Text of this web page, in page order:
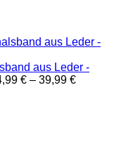
aus Leder -
€ – 39,99 €